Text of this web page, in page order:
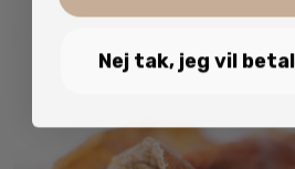
Nej tak, jeg vil